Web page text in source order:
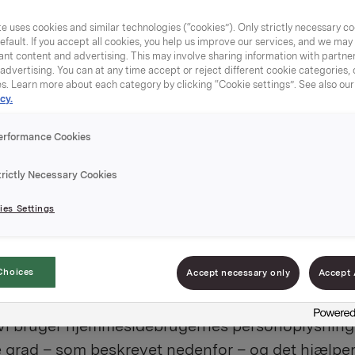
der producerer varer bl.a. til
deler ansvaret for behandlingen
behandle dem på en sikker måde.
bruger cookies og lignende teknologier,
eller tablet, normalt via brug af en
bl.a. til at give besøgende adgang til
adskille besøgende på webstedet fra
godt vores websted og webtjenester
brugertilpasset, interessebaseret
bruger hjemmesidebrugernes
grad – som beskrevet nedenfor – og det
uses cookies and similar technologies (“cookies”). Only strictly necessary
If you accept all cookies, you help us improve our services, and we may
content and advertising. This may involve sharing information with
You can at any time accept or reject different cookie categories,
Learn more about each category by clicking “Cookie settings”. See also our
Cookies
Necessary Cookies
Settings
Accept necessary only Accept